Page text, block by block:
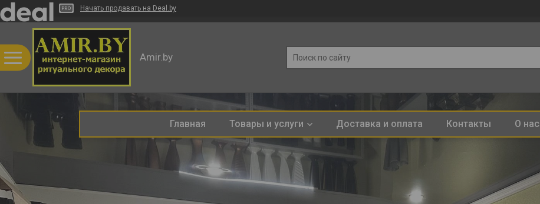
Начать продавать на Deal.by
Amir.by
Главная Товары и услуги Доставка и оплата Контакты О нас